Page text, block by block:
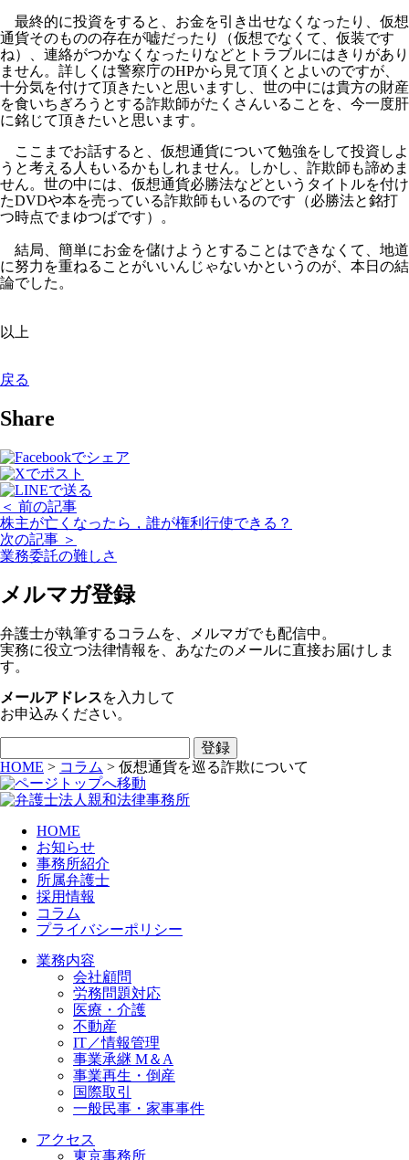
最終的に投資をすると、お金を引き出せなくなったり、仮想
通貨そのものの存在が嘘だったり（仮想でなくて、仮装です
ね）、連絡がつかなくなったりなどとトラブルにはきりがあり
ません。詳しくは警察庁のHPから見て頂くとよいのですが、
十分気を付けて頂きたいと思いますし、世の中には貴方の財産
を食いちぎろうとする詐欺師がたくさんいることを、今一度肝
に銘じて頂きたいと思います。
ここまでお話すると、仮想通貨について勉強をして投資しよ
うと考える人もいるかもしれません。しかし、詐欺師も諦めま
せん。世の中には、仮想通貨必勝法などというタイトルを付け
たDVDや本を売っている詐欺師もいるのです（必勝法と銘打
つ時点でまゆつばです）。
結局、簡単にお金を儲けようとすることはできなくて、地道
に努力を重ねることがいいんじゃないかというのが、本日の結
論でした。
以上
戻る
Share
＜ 前の記事
株主が亡くなったら，誰が権利行使できる？
次の記事 ＞
業務委託の難しさ
メルマガ登録
弁護士が執筆するコラムを、メルマガでも配信中。
実務に役立つ法律情報を、あなたのメールに直接お届けしま
す。
メールアドレスを入力して
お申込みください。
HOME > コラム > 仮想通貨を巡る詐欺について
HOME
お知らせ
事務所紹介
所属弁護士
採用情報
コラム
プライバシーポリシー
業務内容
会社顧問
労務問題対応
医療・介護
不動産
IT／情報管理
事業承継 M＆A
事業再生・倒産
国際取引
一般民事・家事事件
アクセス
東京事務所